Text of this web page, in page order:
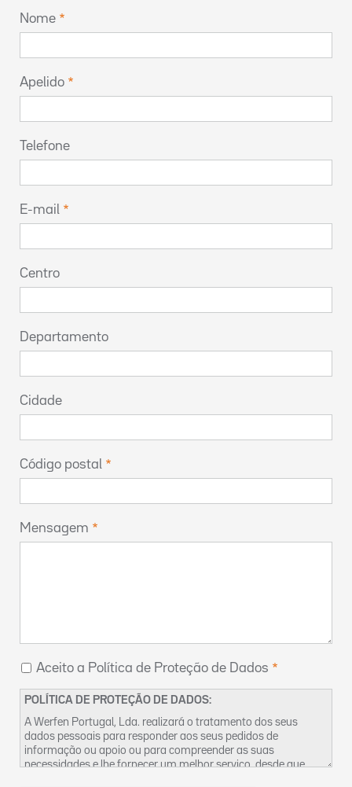
Nome
Apelido
Telefone
E-mail
Centro
Departamento
Cidade
Código postal
Mensagem
Aceito a Política de Proteção de Dados
POLÍTICA DE PROTEÇÃO DE DADOS:
A Werfen Portugal, Lda. realizará o tratamento dos seus
dados pessoais para responder aos seus pedidos de
informação ou apoio ou para compreender as suas
necessidades e lhe fornecer um melhor serviço, desde que